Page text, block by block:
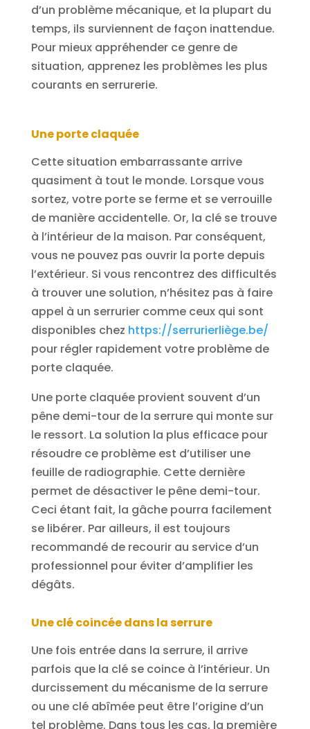
d’un problème mécanique, et la plupart du
temps, ils surviennent de façon inattendue.
Pour mieux appréhender ce genre de
situation, apprenez les problèmes les plus
courants en serrurerie.
Une porte claquée
Cette situation embarrassante arrive
quasiment à tout le monde. Lorsque vous
sortez, votre porte se ferme et se verrouille
de manière accidentelle. Or, la clé se trouve
à l’intérieur de la maison. Par conséquent,
vous ne pouvez pas ouvrir la porte depuis
l’extérieur. Si vous rencontrez des difficultés
à trouver une solution, n’hésitez pas à faire
appel à un serrurier comme ceux qui sont
disponibles chez https://serrurierliège.be/
pour régler rapidement votre problème de
porte claquée.
Une porte claquée provient souvent d’un
pêne demi-tour de la serrure qui monte sur
le ressort. La solution la plus efficace pour
résoudre ce problème est d’utiliser une
feuille de radiographie. Cette dernière
permet de désactiver le pêne demi-tour.
Ceci étant fait, la gâche pourra facilement
se libérer. Par ailleurs, il est toujours
recommandé de recourir au service d’un
professionnel pour éviter d’amplifier les
dégâts.
Une clé coincée dans la serrure
Une fois entrée dans la serrure, il arrive
parfois que la clé se coince à l’intérieur. Un
durcissement du mécanisme de la serrure
ou une clé abîmée peut être l’origine d’un
tel problème. Dans tous les cas, la première